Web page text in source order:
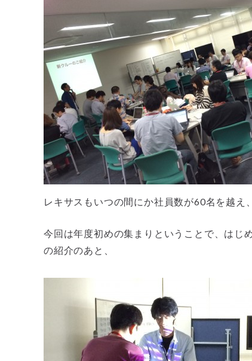
レキサスもいつの間にか社員数が60名を越え
今回は年度初めの集まりということで、はじ
の紹介のあと、